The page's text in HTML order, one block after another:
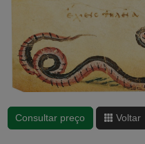
Consultar preço Voltar